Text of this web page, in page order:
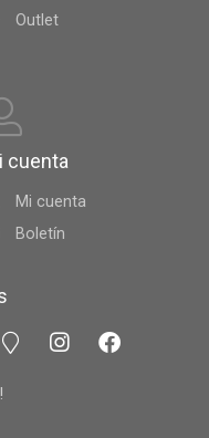
Outlet
cuenta
Mi cuenta
Boletín